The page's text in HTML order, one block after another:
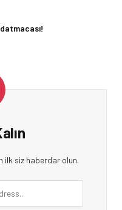
ilk siz haberdar olun.